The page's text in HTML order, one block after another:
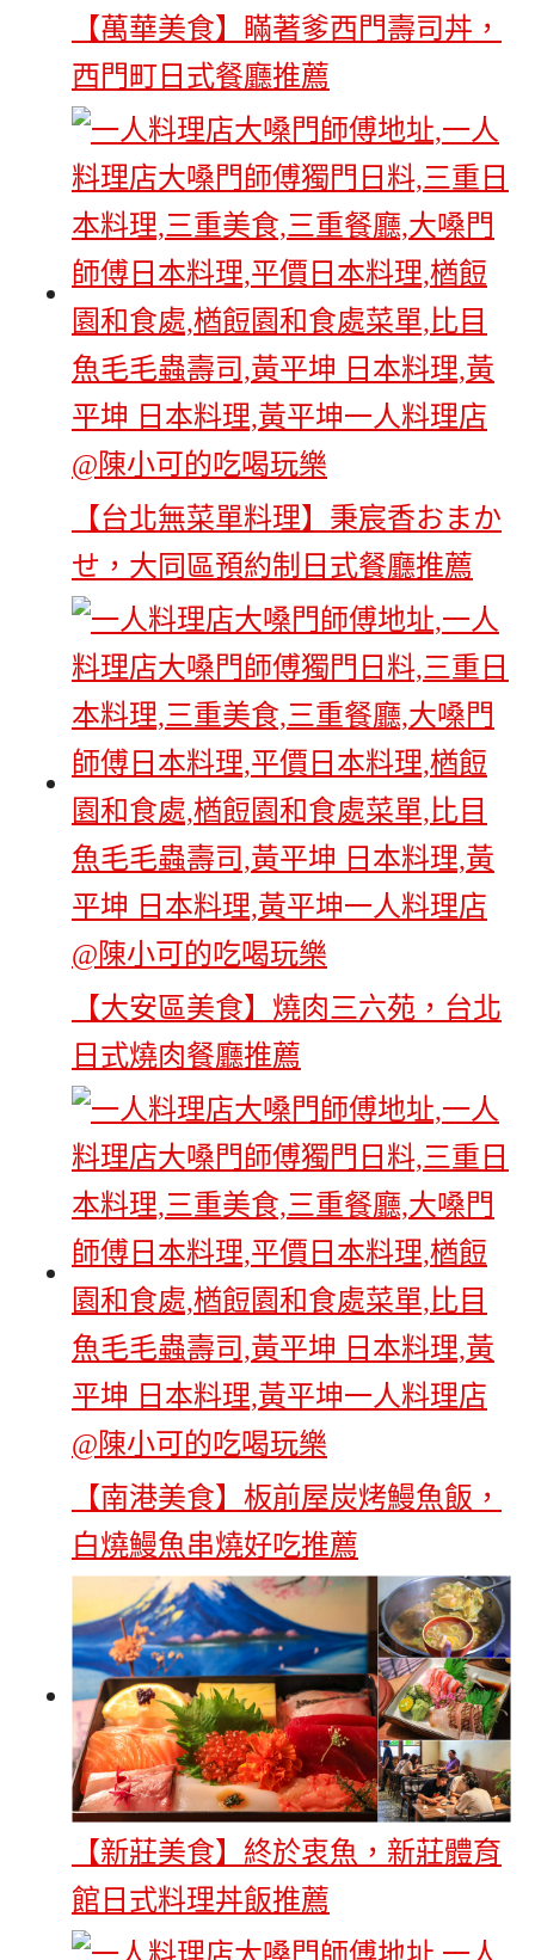
【萬華美食】瞞著爹西門壽司丼，
西門町日式餐廳推薦
【台北無菜單料理】秉宸香おまか
せ，大同區預約制日式餐廳推薦
【大安區美食】燒肉三六苑，台北
日式燒肉餐廳推薦
【南港美食】板前屋炭烤鰻魚飯，
白燒鰻魚串燒好吃推薦
【新莊美食】終於衷魚，新莊體育
館日式料理丼飯推薦